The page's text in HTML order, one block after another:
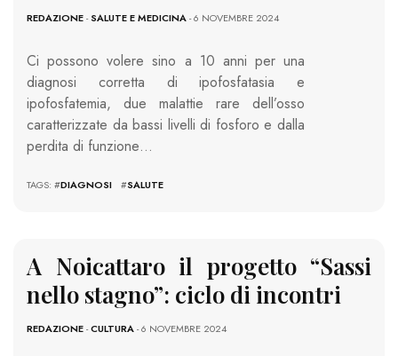
REDAZIONE-SALUTE E MEDICINA- 6 NOVEMBRE 2024
Ci possono volere sino a 10 anni per una
diagnosi corretta di ipofosfatasia e
ipofosfatemia, due malattie rare dell’osso
caratterizzate da bassi livelli di fosforo e dalla
perdita di funzione…
TAGS: #DIAGNOSI #SALUTE
A Noicattaro il progetto “Sassi
nello stagno”: ciclo di incontri
REDAZIONE-CULTURA- 6 NOVEMBRE 2024